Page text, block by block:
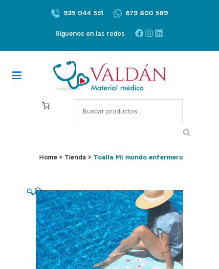
935 044 551 679 800 589
Síguenos en las redes Facebook
Instagram
LinkedIn
S
e
Home > Tienda > Toalla Mi mundo enfermero
🔍